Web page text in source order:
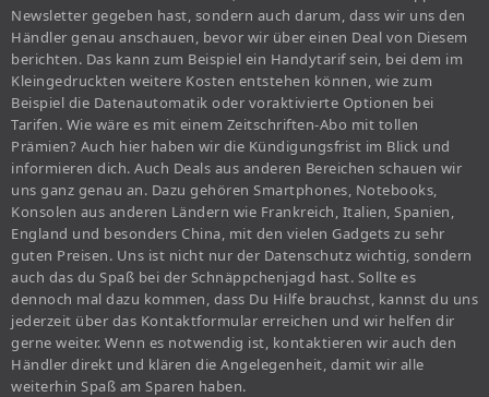
Newsletter gegeben hast, sondern auch darum, dass wir uns den
Händler genau anschauen, bevor wir über einen Deal von Diesem
berichten. Das kann zum Beispiel ein Handytarif sein, bei dem im
Kleingedruckten weitere Kosten entstehen können, wie zum
Beispiel die Datenautomatik oder voraktivierte Optionen bei
Tarifen. Wie wäre es mit einem Zeitschriften-Abo mit tollen
Prämien? Auch hier haben wir die Kündigungsfrist im Blick und
informieren dich. Auch Deals aus anderen Bereichen schauen wir
uns ganz genau an. Dazu gehören Smartphones, Notebooks,
Konsolen aus anderen Ländern wie Frankreich, Italien, Spanien,
England und besonders China, mit den vielen Gadgets zu sehr
guten Preisen. Uns ist nicht nur der Datenschutz wichtig, sondern
auch das du Spaß bei der Schnäppchenjagd hast. Sollte es
dennoch mal dazu kommen, dass Du Hilfe brauchst, kannst du uns
jederzeit über das Kontaktformular erreichen und wir helfen dir
gerne weiter. Wenn es notwendig ist, kontaktieren wir auch den
Händler direkt und klären die Angelegenheit, damit wir alle
weiterhin Spaß am Sparen haben.